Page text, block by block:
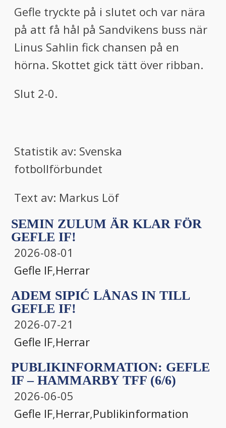
Gefle tryckte på i slutet och var nära
på att få hål på Sandvikens buss när
Linus Sahlin fick chansen på en
hörna. Skottet gick tätt över ribban.
Slut 2-0.
Statistik av: Svenska
fotbollförbundet
Text av: Markus Löf
SEMIN ZULUM ÄR KLAR FÖR
GEFLE IF!
2026-08-01
Gefle IF,Herrar
ADEM SIPIĆ LÅNAS IN TILL
GEFLE IF!
2026-07-21
Gefle IF,Herrar
PUBLIKINFORMATION: GEFLE
IF – HAMMARBY TFF (6/6)
2026-06-05
Gefle IF,Herrar,Publikinformation